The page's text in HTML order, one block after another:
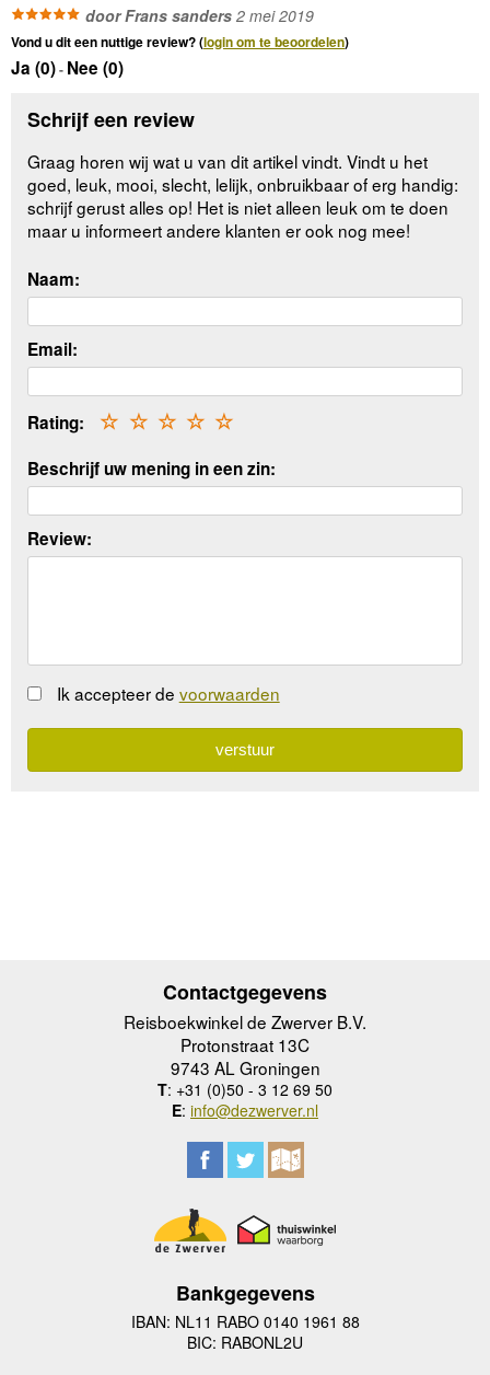
door Frans sanders 2 mei 2019
Vond u dit een nuttige review? (login om te beoordelen)
Ja (0)- Nee (0)
Schrijf een review
Graag horen wij wat u van dit artikel vindt. Vindt u het
goed, leuk, mooi, slecht, lelijk, onbruikbaar of erg handig:
schrijf gerust alles op! Het is niet alleen leuk om te doen
maar u informeert andere klanten er ook nog mee!
Naam:
Email:
Rating: ☆
☆
☆
☆
☆
Beschrijf uw mening in een zin:
Review:
Ik accepteer de voorwaarden
Contactgegevens
Reisboekwinkel de Zwerver B.V.
Protonstraat 13C
9743 AL Groningen
T: +31 (0)50 - 3 12 69 50
E: info@dezwerver.nl
Bankgegevens
IBAN: NL11 RABO 0140 1961 88
BIC: RABONL2U